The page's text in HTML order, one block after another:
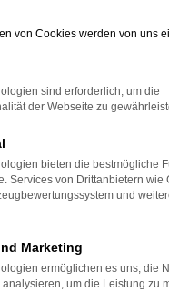
für Ingolstadt
Autohaus
bei Autohaus Stiglmayr –
VW Crafter
Unser
eine herausragende
die höchste Standards
erfüllen. Wir sind seit
wenn es um
Sie mehr über
Crafter Flotte und warum
Adresse für VW
von Cookies werden von uns
sind erforderlich, um die
der Webseite zu
bieten die bestmögliche
Services von Drittanbietern wie
und
Marketing
ermöglichen es uns, die
um die Leistung zu